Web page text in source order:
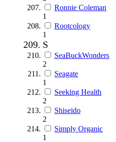
Ronnie Coleman
1
Rootcology
1
S
SeaBuckWonders
2
Seagate
1
Seeking Health
2
Shiseido
2
Simply Organic
1